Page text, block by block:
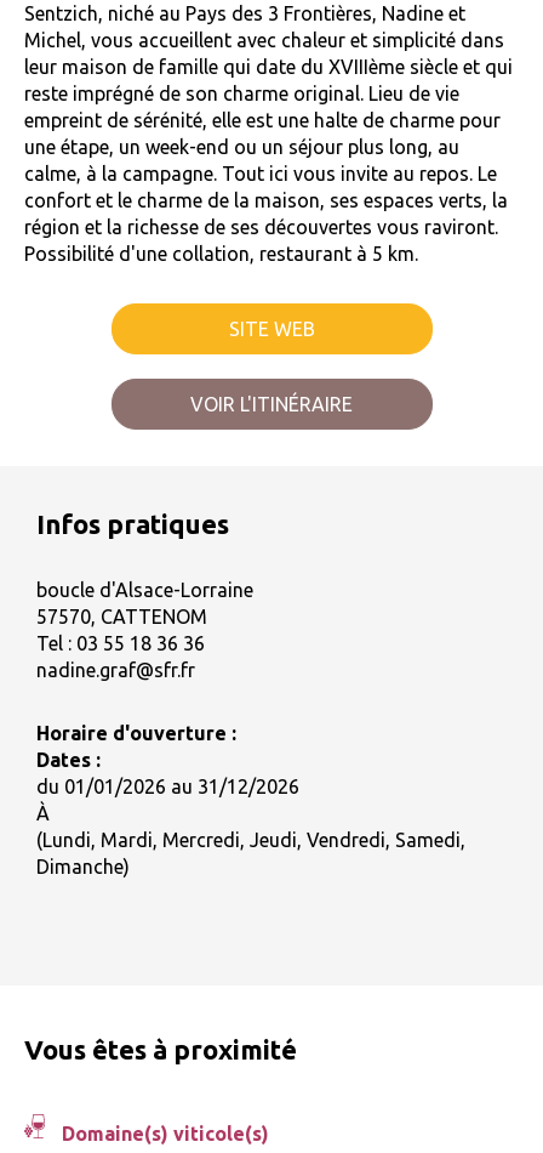
Sentzich, niché au Pays des 3 Frontières, Nadine et
Michel, vous accueillent avec chaleur et simplicité dans
leur maison de famille qui date du XVIIIème siècle et qui
reste imprégné de son charme original. Lieu de vie
empreint de sérénité, elle est une halte de charme pour
une étape, un week-end ou un séjour plus long, au
calme, à la campagne. Tout ici vous invite au repos. Le
confort et le charme de la maison, ses espaces verts, la
région et la richesse de ses découvertes vous raviront.
Possibilité d'une collation, restaurant à 5 km.
SITE WEB
VOIR L'ITINÉRAIRE
Infos pratiques
boucle d'Alsace-Lorraine
57570, CATTENOM
Tel : 03 55 18 36 36
nadine.graf@sfr.fr
Horaire d'ouverture :
Dates :
du 01/01/2026 au 31/12/2026
À
(Lundi, Mardi, Mercredi, Jeudi, Vendredi, Samedi,
Dimanche)
Vous êtes à proximité
Domaine(s) viticole(s)